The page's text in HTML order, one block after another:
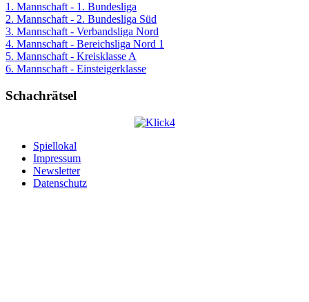
1. Mannschaft - 1. Bundesliga
2. Mannschaft - 2. Bundesliga Süd
3. Mannschaft - Verbandsliga Nord
4. Mannschaft - Bereichsliga Nord 1
5. Mannschaft - Kreisklasse A
6. Mannschaft - Einsteigerklasse
Schachrätsel
Spiellokal
Impressum
Newsletter
Datenschutz